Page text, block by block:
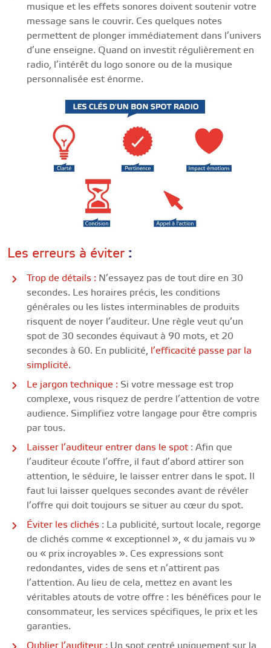
musique et les effets sonores doivent soutenir votre
message sans le couvrir. Ces quelques notes
permettent de plonger immédiatement dans l’univers
d’une enseigne. Quand on investit régulièrement en
radio, l’intérêt du logo sonore ou de la musique
personnalisée est énorme.
Les erreurs à éviter :
Trop de détails : N’essayez pas de tout dire en 30
secondes. Les horaires précis, les conditions
générales ou les listes interminables de produits
risquent de noyer l’auditeur. Une règle veut qu’un
spot de 30 secondes équivaut à 90 mots, et 20
secondes à 60. En publicité, l’efficacité passe par la
simplicité.
Le jargon technique : Si votre message est trop
complexe, vous risquez de perdre l’attention de votre
audience. Simplifiez votre langage pour être compris
par tous.
Laisser l’auditeur entrer dans le spot : Afin que
l’auditeur écoute l’offre, il faut d’abord attirer son
attention, le séduire, le laisser entrer dans le spot. Il
faut lui laisser quelques secondes avant de révéler
l’offre qui doit toujours se situer au cœur du spot.
Éviter les clichés : La publicité, surtout locale, regorge
de clichés comme « exceptionnel », « du jamais vu »
ou « prix incroyables ». Ces expressions sont
redondantes, vides de sens et n’attirent pas
l’attention. Au lieu de cela, mettez en avant les
véritables atouts de votre offre : les bénéfices pour le
consommateur, les services spécifiques, le prix et les
garanties.